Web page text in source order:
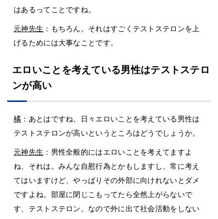
はあるってことですね。
元神先生 ：もちろん。それはすごくテストステロンを上
げるためには大事なことです。
エロいことを考えている男性はテストステロ
ンが高い
橘 ：あとはですね、日々エロいことを考えている男性は
テストステロンが高いというところはどうでしょうか。
元神先生 ：男性全般的にはエロいことを考えてますよ
ね、それは。みんな自慰行為とかもしますし、常に考え
てはいますけど、やっぱりその外部に向けれないとダメ
ですよね。部屋に閉じこもってたら全然上がらないで
す、テストステロン。なので外に出て社会活動をしない